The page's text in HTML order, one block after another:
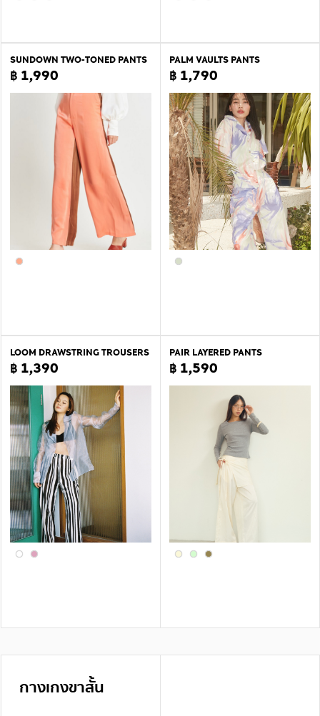
SUNDOWN TWO-TONED PANTS
฿ 1,990
PALM VAULTS PANTS
฿ 1,790
LOOM DRAWSTRING TROUSERS
฿ 1,390
PAIR LAYERED PANTS
฿ 1,590
กางเกงขาสั้น